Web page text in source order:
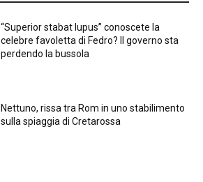
“Superior stabat lupus” conoscete la
celebre favoletta di Fedro? Il governo sta
perdendo la bussola
Nettuno, rissa tra Rom in uno stabilimento
sulla spiaggia di Cretarossa